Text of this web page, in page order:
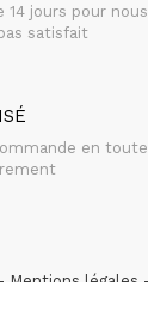
14 jours pour
satisfait
en
Mentions légales